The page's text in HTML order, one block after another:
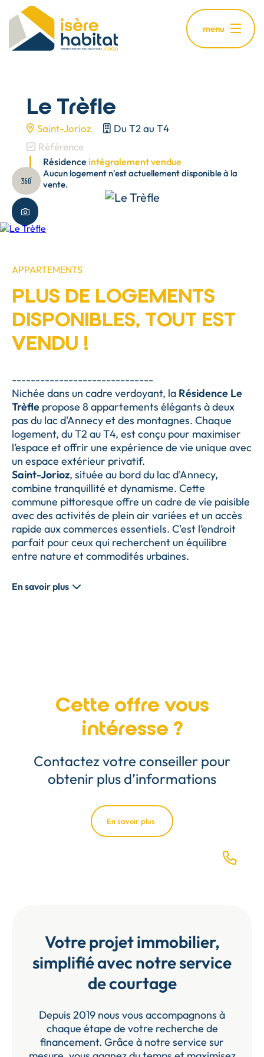
au
contenu
principal
menu
Le Trèfle
Saint-Jorioz
Du T2 au T4
Référence
Résidence intégralement vendue
Aucun logement n'est actuellement disponible à la
vente.
Visite virtuelle
Plus de photos
APPARTEMENTS
PLUS DE LOGEMENTS
DISPONIBLES, TOUT EST
VENDU !
------------------------------
Nichée dans un cadre verdoyant, la Résidence Le
Trèfle propose 8 appartements élégants à deux
pas du lac d'Annecy et des montagnes. Chaque
logement, du T2 au T4, est conçu pour maximiser
l’espace et offrir une expérience de vie unique avec
un espace extérieur privatif.
Saint-Jorioz, située au bord du lac d'Annecy,
combine tranquillité et dynamisme. Cette
commune pittoresque offre un cadre de vie paisible
avec des activités de plein air variées et un accès
rapide aux commerces essentiels. C'est l’endroit
parfait pour ceux qui recherchent un équilibre
entre nature et commodités urbaines.
En savoir plus
Cette offre vous
intéresse ?
Contactez votre conseiller pour
obtenir plus d’informations
En savoir plus
Votre projet immobilier,
simplifié avec notre service
de courtage
Depuis 2019 nous vous accompagnons à
chaque étape de votre recherche de
financement. Grâce à notre service sur